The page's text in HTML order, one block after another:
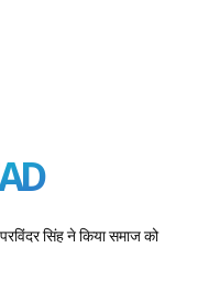
सिंह ने किया समाज को